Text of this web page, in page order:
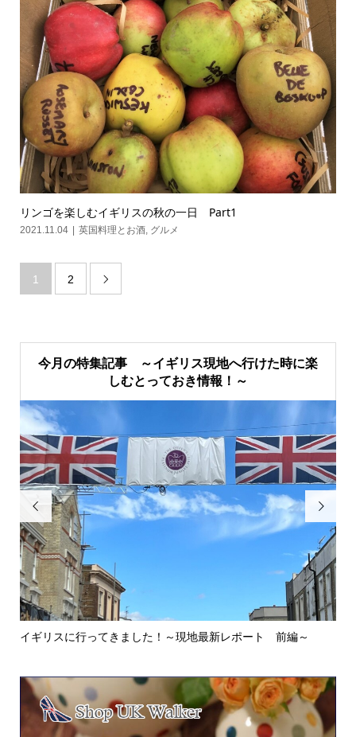
リンゴを楽しむイギリスの秋の一日 Part1
2021.11.04 英国料理とお酒, グルメ
1 2 
今月の特集記事 ～イギリス現地へ行けた時に楽
しむとっておき情報！～

イギリスに行ってきました！～現地最新レポート 前編～
